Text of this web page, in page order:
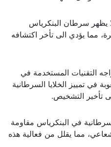
يظهر سرطان البنكرياس
مما يؤدي الى تأخر اكتشافه
التقنيات المستخدمة في
تمييز الخلايا السرطانية
تأخير التشخيص.
في البنكرياس مقاومة
مما يقلل من فعالية هذه